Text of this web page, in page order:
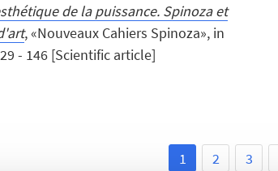
de la puissance. Spinoza et
, «Nouveaux Cahiers Spinoza», in
- 146 [Scientific article]
1 2 3